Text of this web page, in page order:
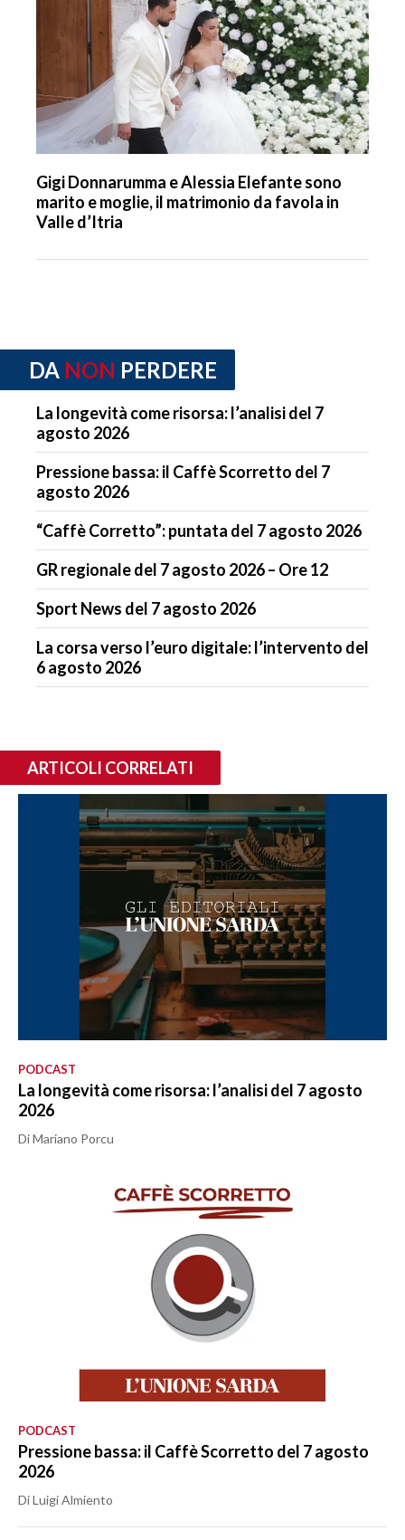
Gigi Donnarumma e Alessia Elefante sono
marito e moglie, il matrimonio da favola in
Valle d’Itria
DA NON PERDERE
La longevità come risorsa: l’analisi del 7
agosto 2026
Pressione bassa: il Caffè Scorretto del 7
agosto 2026
“Caffè Corretto”: puntata del 7 agosto 2026
GR regionale del 7 agosto 2026 – Ore 12
Sport News del 7 agosto 2026
La corsa verso l’euro digitale: l’intervento del
6 agosto 2026
ARTICOLI CORRELATI
PODCAST
La longevità come risorsa: l’analisi del 7 agosto
2026
Di Mariano Porcu
PODCAST
Pressione bassa: il Caffè Scorretto del 7 agosto
2026
Di Luigi Almiento